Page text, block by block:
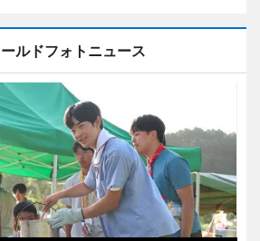
ルドフォトニュース